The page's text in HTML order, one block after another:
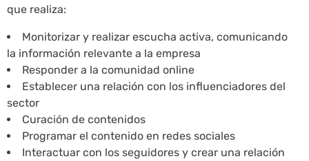
que realiza:
Monitorizar y realizar escucha activa, comunicando
la información relevante a la empresa
Responder a la comunidad online
Establecer una relación con los influenciadores del
sector
Curación de contenidos
Programar el contenido en redes sociales
Interactuar con los seguidores y crear una relación